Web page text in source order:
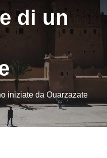
di un
iniziate da Ouarzazate